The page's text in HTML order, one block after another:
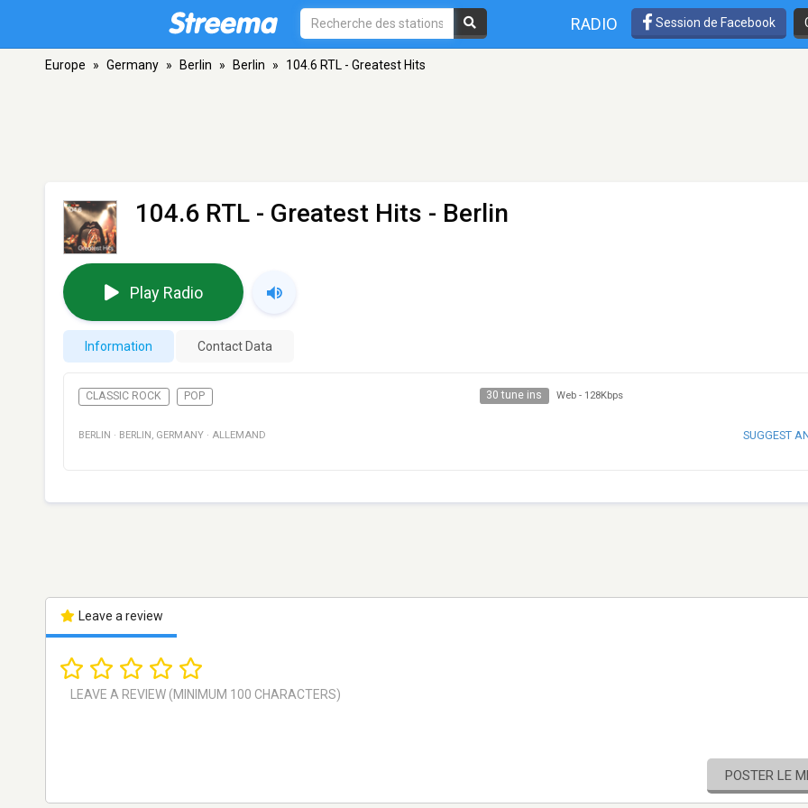
RADIO Session de Facebook
Europe » Germany » Berlin » Berlin » 104.6 RTL - Greatest Hits
104.6 RTL - Greatest Hits - Berlin
Play Radio
Information Contact Data
CLASSIC ROCK POP 30 tune ins Web - 128Kbps
BERLIN · BERLIN , GERMANY · ALLEMAND SUGGEST
Leave a review
POSTER LE